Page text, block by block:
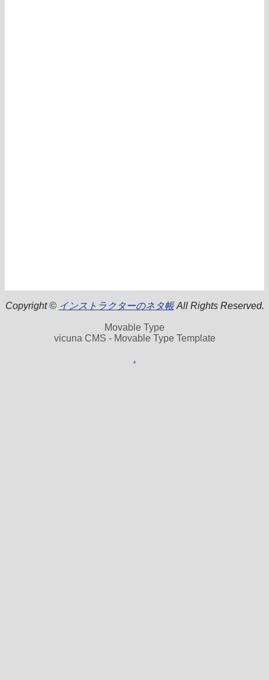
Copyright © インストラクターのネタ帳All Rights Reserved.
Movable Type
vicuna CMS - Movable Type Template
.